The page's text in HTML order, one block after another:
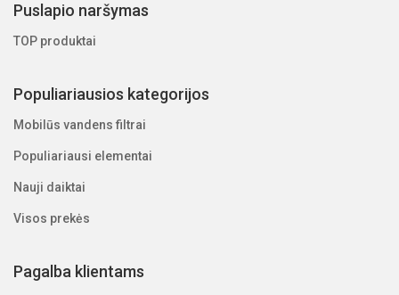
Puslapio naršymas
TOP produktai
Populiariausios kategorijos
Mobilūs vandens filtrai
Populiariausi elementai
Nauji daiktai
Visos prekės
Pagalba klientams